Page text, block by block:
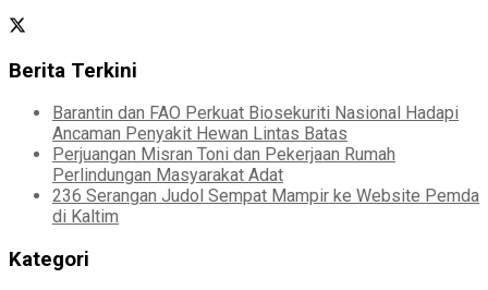
Berita Terkini
Barantin dan FAO Perkuat Biosekuriti Nasional Hadapi
Ancaman Penyakit Hewan Lintas Batas
Perjuangan Misran Toni dan Pekerjaan Rumah
Perlindungan Masyarakat Adat
236 Serangan Judol Sempat Mampir ke Website Pemda
di Kaltim
Kategori